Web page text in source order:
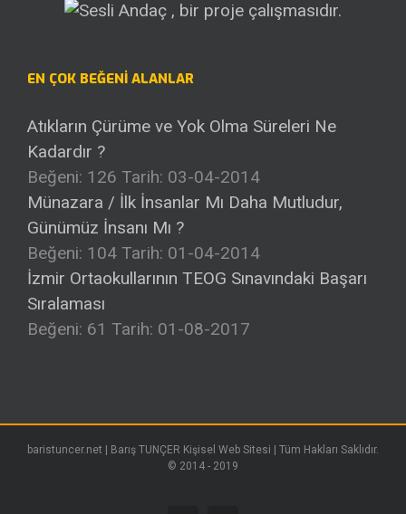
EN ÇOK BEĞENI ALANLAR
Atıkların Çürüme ve Yok Olma Süreleri Ne
Kadardır ?
Beğeni: 126 Tarih: 03-04-2014
Münazara / İlk İnsanlar Mı Daha Mutludur,
Günümüz İnsanı Mı ?
Beğeni: 104 Tarih: 01-04-2014
İzmir Ortaokullarının TEOG Sınavındaki Başarı
Sıralaması
Beğeni: 61 Tarih: 01-08-2017
baristuncer.net | Barış TUNÇER Kişisel Web Sitesi | Tüm Hakları Saklıdır.
© 2014 - 2019